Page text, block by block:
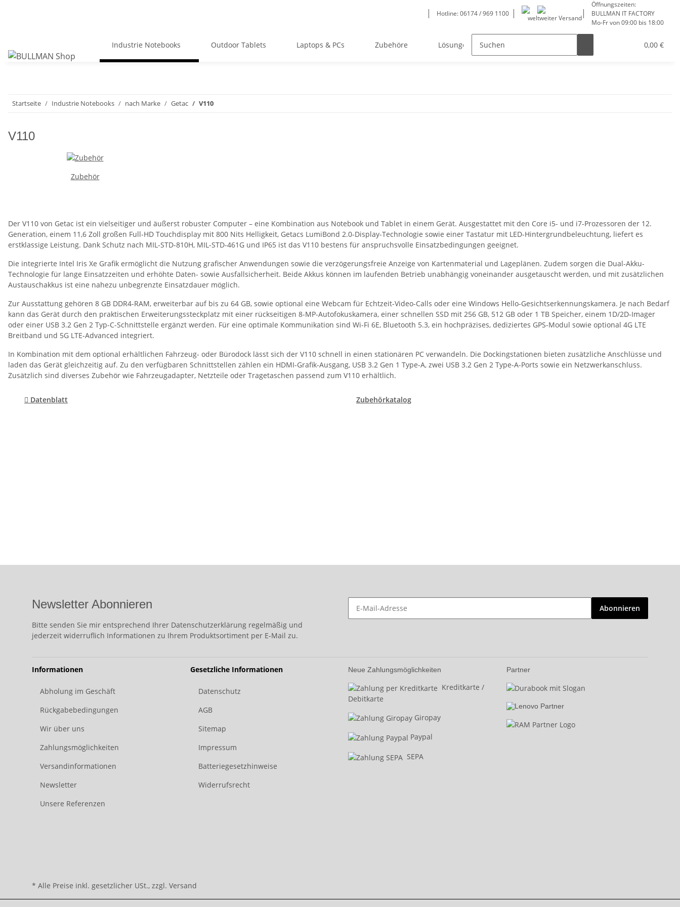
Hotline: 06174 / 969 1100
weltweiter Versand
Öffnungszeiten:
BULLMAN IT FACTORY
Mo-Fr von 09:00 bis 18:00
0,00 €
Industrie Notebooks Outdoor Tablets Laptops & PCs Zubehöre Lösungen Service
Startseite Industrie Notebooks nach Marke Getac V110
V110
Zubehör
Der V110 von Getac ist ein vielseitiger und äußerst robuster Computer – eine Kombination aus Notebook und Tablet in einem Gerät. Ausgestattet mit den Core i5- und i7-Prozessoren der 12.
Generation, einem 11,6 Zoll großen Full-HD Touchdisplay mit 800 Nits Helligkeit, Getacs LumiBond 2.0-Display-Technologie sowie einer Tastatur mit LED-Hintergrundbeleuchtung, liefert es
erstklassige Leistung. Dank Schutz nach MIL-STD-810H, MIL-STD-461G und IP65 ist das V110 bestens für anspruchsvolle Einsatzbedingungen geeignet.
Die integrierte Intel Iris Xe Grafik ermöglicht die Nutzung grafischer Anwendungen sowie die verzögerungsfreie Anzeige von Kartenmaterial und Lageplänen. Zudem sorgen die Dual-Akku-
Technologie für lange Einsatzzeiten und erhöhte Daten- sowie Ausfallsicherheit. Beide Akkus können im laufenden Betrieb unabhängig voneinander ausgetauscht werden, und mit zusätzlichen
Austauschakkus ist eine nahezu unbegrenzte Einsatzdauer möglich.
Zur Ausstattung gehören 8 GB DDR4-RAM, erweiterbar auf bis zu 64 GB, sowie optional eine Webcam für Echtzeit-Video-Calls oder eine Windows Hello-Gesichtserkennungskamera. Je nach Bedarf
kann das Gerät durch den praktischen Erweiterungssteckplatz mit einer rückseitigen 8-MP-Autofokuskamera, einer schnellen SSD mit 256 GB, 512 GB oder 1 TB Speicher, einem 1D/2D-Imager
oder einer USB 3.2 Gen 2 Typ-C-Schnittstelle ergänzt werden. Für eine optimale Kommunikation sind Wi-Fi 6E, Bluetooth 5.3, ein hochpräzises, dediziertes GPS-Modul sowie optional 4G LTE
Breitband und 5G LTE-Advanced integriert.
In Kombination mit dem optional erhältlichen Fahrzeug- oder Bürodock lässt sich der V110 schnell in einen stationären PC verwandeln. Die Dockingstationen bieten zusätzliche Anschlüsse und
laden das Gerät gleichzeitig auf. Zu den verfügbaren Schnittstellen zählen ein HDMI-Grafik-Ausgang, USB 3.2 Gen 1 Type-A, zwei USB 3.2 Gen 2 Type-A-Ports sowie ein Netzwerkanschluss.
Zusätzlich sind diverses Zubehör wie Fahrzeugadapter, Netzteile oder Tragetaschen passend zum V110 erhältlich.
 Datenblatt Zubehörkatalog
Newsletter Abonnieren
Bitte senden Sie mir entsprechend Ihrer Datenschutzerklärung regelmäßig und
jederzeit widerruflich Informationen zu Ihrem Produktsortiment per E-Mail zu.
Abonnieren
Informationen
Abholung im Geschäft
Rückgabebedingungen
Wir über uns
Zahlungsmöglichkeiten
Versandinformationen
Newsletter
Unsere Referenzen
Gesetzliche Informationen
Datenschutz
AGB
Sitemap
Impressum
Batteriegesetzhinweise
Widerrufsrecht
Neue Zahlungsmöglichkeiten
Kreditkarte /
Debitkarte
Giropay
Paypal
SEPA
Partner
* Alle Preise inkl. gesetzlicher USt., zzgl. Versand